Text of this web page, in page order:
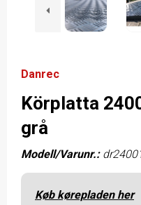
Danrec
Körplatta
grå
Modell/Varunr.:
Køb kørepladen her